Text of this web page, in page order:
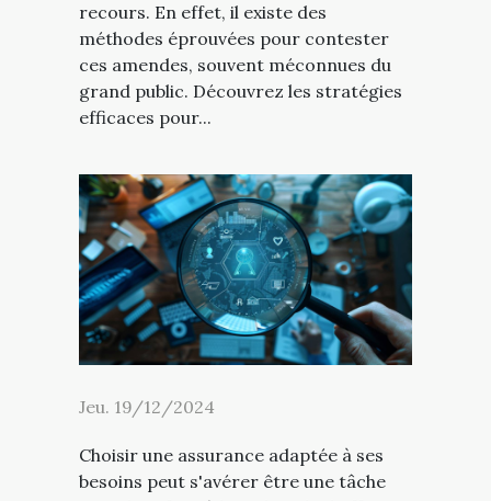
recours. En effet, il existe des
méthodes éprouvées pour contester
ces amendes, souvent méconnues du
grand public. Découvrez les stratégies
efficaces pour...
Jeu. 19/12/2024
Choisir une assurance adaptée à ses
besoins peut s'avérer être une tâche